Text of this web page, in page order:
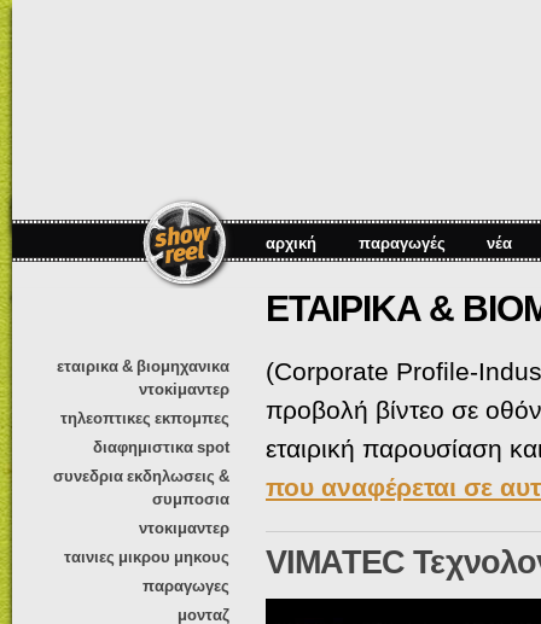
αρχική παραγωγές νέα
εταιρικα & βιομηχανικα
ντοκiμαντερ
τηλεοπτικες εκπομπες
διαφημιστικα spot
συνεδρια εκδηλωσεις &
συμποσια
ντοκιμαντερ
ταινιες μικρου μηκους
παραγωγες
μονταζ
ΕΤΑΙΡΙΚΑ &
(Corporate Profile-
προβολή βίντεο σε
εταιρική παρουσίαση
που αναφέρεται σε
VIMATEC